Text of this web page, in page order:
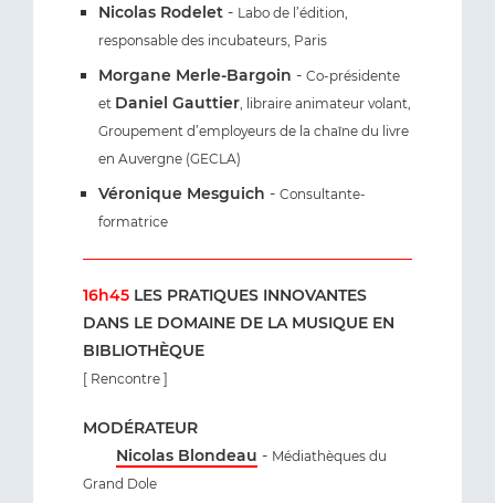
Nicolas Rodelet - Labo de l’édition,
responsable des incubateurs, Paris
Morgane Merle-Bargoin - Co-présidente
et Daniel Gauttier , libraire animateur volant,
Groupement d’employeurs de la chaîne du livre
en Auvergne (GECLA)
Véronique Mesguich - Consultante-
formatrice
16h45 LES PRATIQUES INNOVANTES
DANS LE DOMAINE DE LA MUSIQUE EN
BIBLIOTHÈQUE
[ Rencontre ]
MODÉRATEUR
Nicolas Blondeau - Médiathèques du
Grand Dole